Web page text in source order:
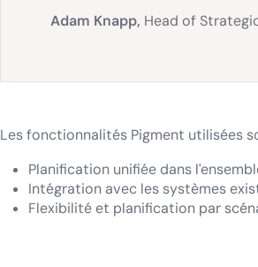
Adam Knapp, Head of
Les fonctionnalités Pigment utilisées
Planification unifiée dans
Intégration avec les systèmes
Flexibilité et planification par